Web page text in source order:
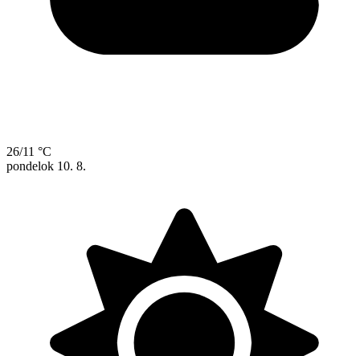
26/11 °C
pondelok 10. 8.